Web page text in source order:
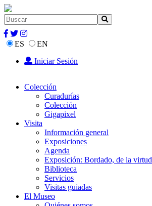
ES
EN
Iniciar Sesión
Colección
Curadurías
Colección
Gigapixel
Visita
Información general
Exposiciones
Agenda
Exposición: Bordado, de la virtud
Biblioteca
Servicios
Visitas guiadas
El Museo